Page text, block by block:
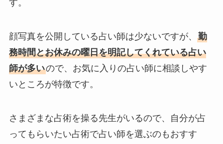
す。
顔写真を公開している占い師は少ないですが、 勤
務時間とお休みの曜日を明記してくれている占い
師が多いので、お気に入りの占い師に相談しやす
いところが特徴です。
さまざまな占術を操る先生がいるので、自分が占
ってもらいたい占術で占い師を選ぶのもおすす